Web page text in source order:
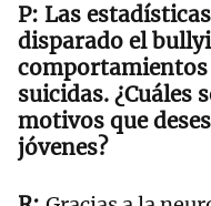
Las
disparado el
suicidas. ¿Cuáles
motivos que
jóvenes?